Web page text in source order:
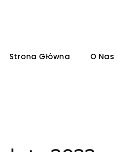
Strona Główna O Nas